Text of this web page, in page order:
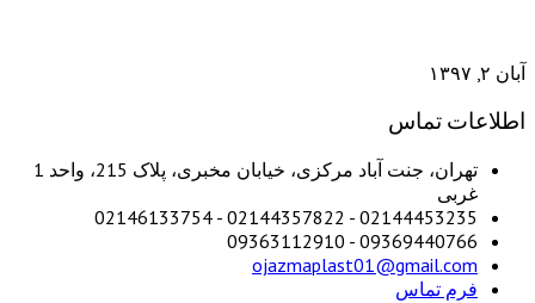
آبان ۲, ۱۳۹۷
اطلاعات تماس
تهران، جنت آباد مرکزی، خیابان مخبری، پلاک 215، واحد 1
غربی
02144453235 - 02144357822 - 02146133754
09369440766 - 09363112910
ojazmaplast01@gmail.com
فرم تماس